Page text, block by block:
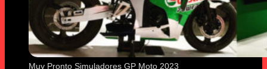
Muy Pronto Simuladores GP Moto 2023